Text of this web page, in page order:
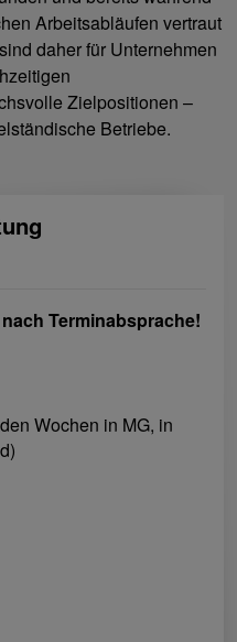
Arbeitsabläufen vertraut
daher für Unternehmen
Zielpositionen –
Betriebe.
Terminabsprache!
Wochen in MG, in